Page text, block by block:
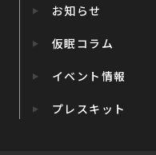
お知らせ
仮眠コラム
イベント情報
プレスキット